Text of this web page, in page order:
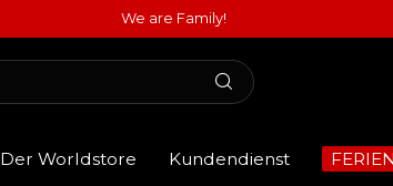
We are Family!
Der Worldstore Kundendienst